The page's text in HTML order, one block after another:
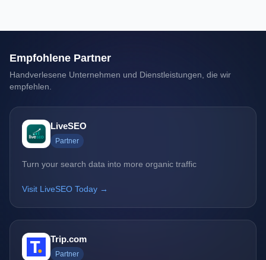
Empfohlene Partner
Handverlesene Unternehmen und Dienstleistungen, die wir
empfehlen.
LiveSEO
Partner
Turn your search data into more organic traffic
Visit LiveSEO Today →
Trip.com
Partner